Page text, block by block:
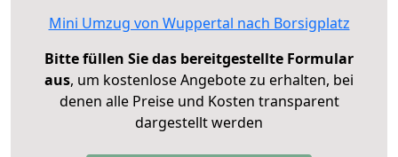
Mini Umzug von Wuppertal nach Borsigplatz
Bitte füllen Sie das bereitgestellte Formular
aus, um kostenlose Angebote zu erhalten, bei
denen alle Preise und Kosten transparent
dargestellt werden